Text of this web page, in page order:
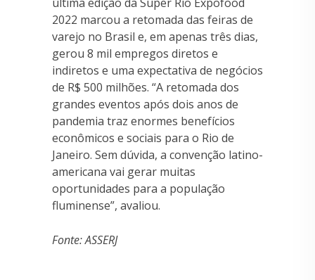
2022 marcou a retomada das feiras de
varejo no Brasil e, em apenas três dias,
gerou 8 mil empregos diretos e
indiretos e uma expectativa de negócios
de R$ 500 milhões. “A retomada dos
grandes eventos após dois anos de
pandemia traz enormes benefícios
econômicos e sociais para o Rio de
Janeiro. Sem dúvida, a convenção latino-
americana vai gerar muitas
oportunidades para a população
fluminense”, avaliou.
Fonte: ASSERJ